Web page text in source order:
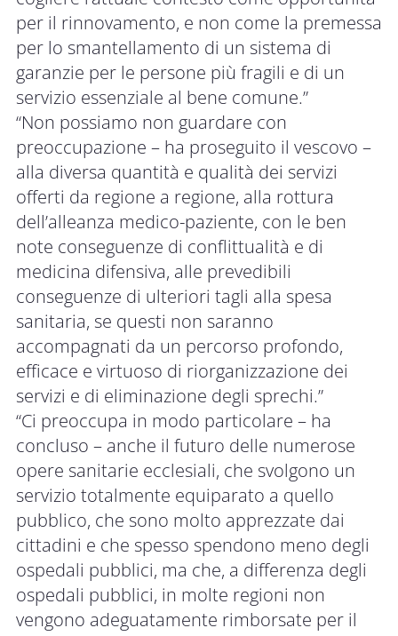
per il rinnovamento, e non come la premessa
per lo smantellamento di un sistema di
garanzie per le persone più fragili e di un
servizio essenziale al bene comune.”
“Non possiamo non guardare con
preoccupazione – ha proseguito il vescovo –
alla diversa quantità e qualità dei servizi
offerti da regione a regione, alla rottura
dell’alleanza medico-paziente, con le ben
note conseguenze di conflittualità e di
medicina difensiva, alle prevedibili
conseguenze di ulteriori tagli alla spesa
sanitaria, se questi non saranno
accompagnati da un percorso profondo,
efficace e virtuoso di riorganizzazione dei
servizi e di eliminazione degli sprechi.”
“Ci preoccupa in modo particolare – ha
concluso – anche il futuro delle numerose
opere sanitarie ecclesiali, che svolgono un
servizio totalmente equiparato a quello
pubblico, che sono molto apprezzate dai
cittadini e che spesso spendono meno degli
ospedali pubblici, ma che, a differenza degli
ospedali pubblici, in molte regioni non
vengono adeguatamente rimborsate per il